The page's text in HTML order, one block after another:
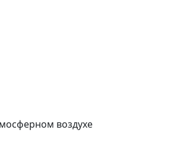
воздухе